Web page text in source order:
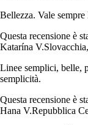
Bellezza. Vale
Questa recensione è
Katarína V.Slovacchia,
Linee semplici, belle,
semplicità.
Questa recensione è
Hana V.Repubblica